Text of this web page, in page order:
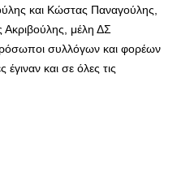
και Κώστας Παναγούλης,
μέλη ΔΣ
συλλόγων και φορέων
και σε όλες τις